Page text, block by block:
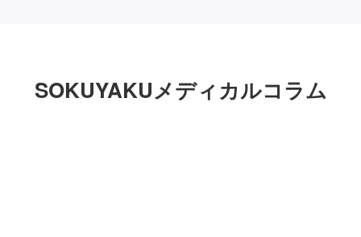
SOKUYAKUメディカルコラム